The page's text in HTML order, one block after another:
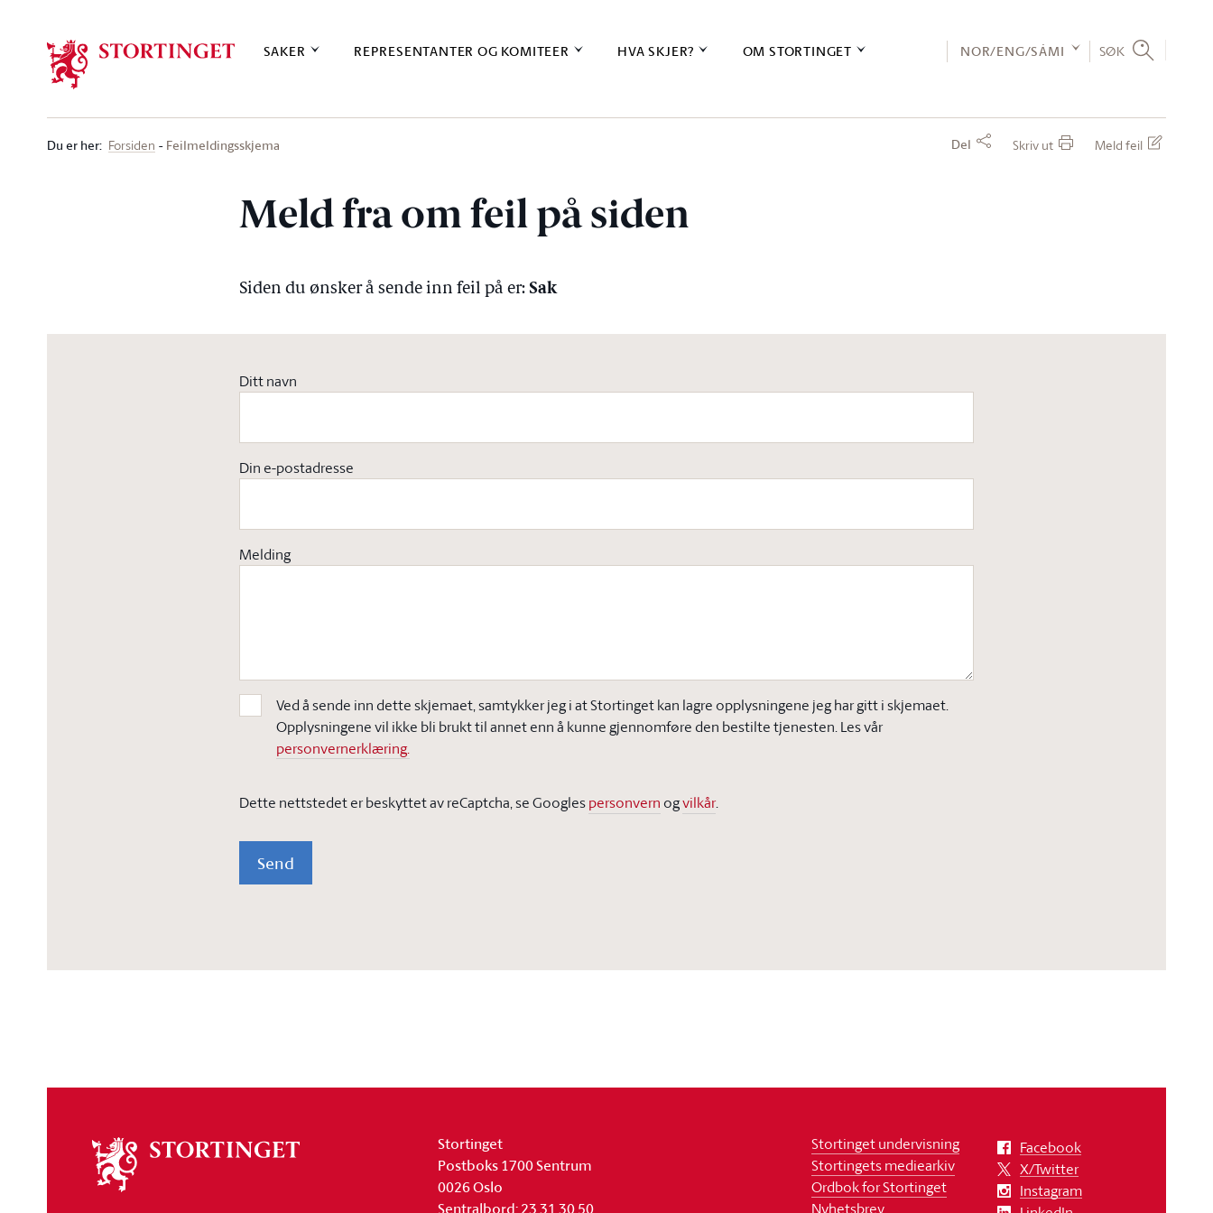
SAKER REPRESENTANTER OG KOMITEER HVA SKJER? OM STORTINGET NOR/ENG/SÁMI SØK
Du er her: Forsiden Feilmeldingsskjema Del Skriv ut Meld feil
Meld fra om feil på siden
Siden du ønsker å sende inn feil på er: Sak
Ditt navn
Din e-postadresse
Melding
Ved å sende inn dette skjemaet, samtykker jeg i at Stortinget kan lagre opplysningene jeg har gitt i skjemaet.
Opplysningene vil ikke bli brukt til annet enn å kunne gjennomføre den bestilte tjenesten. Les vår
personvernerklæring.
Dette nettstedet er beskyttet av reCaptcha, se Googlespersonvern ogvilkår.
Send
stortinget
Stortinget
Postboks 1700 Sentrum
0026 Oslo
Sentralbord: 23 31 30 50
Stortinget undervisning
Stortingets mediearkiv
Ordbok for Stortinget
Nyhetsbrev
Facebook
X/Twitter
Instagram